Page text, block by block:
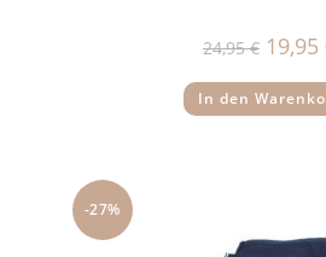
24,95€ Preis
24,95 €
19,95
In den
-27%